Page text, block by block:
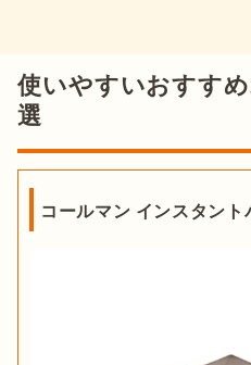
使いやすいおすす
選
コールマン インスタン